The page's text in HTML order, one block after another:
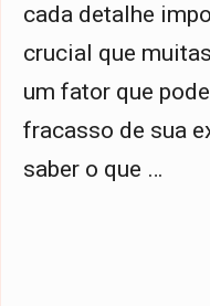
cada detalhe
crucial que
um fator que
fracasso de sua
saber o que …